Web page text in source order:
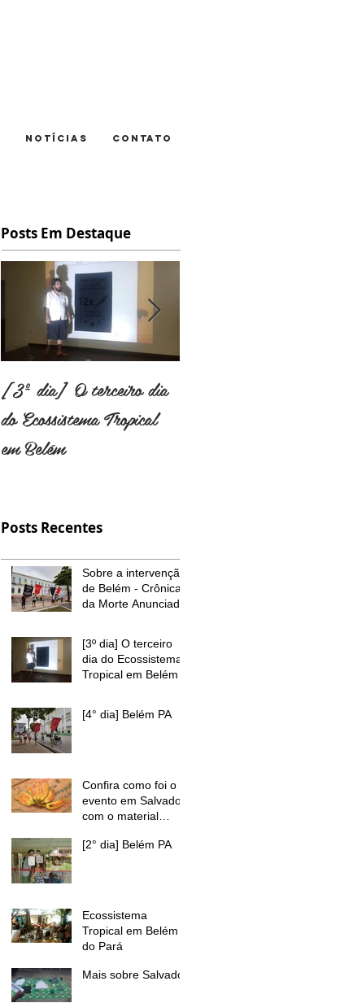
NOTÍCIAS CONTATO
Posts Em Destaque
[3º dia] O terceiro dia
do Ecossistema Tropical
em Belém
Posts Recentes
Sobre a intervenção
de Belém - Crônica
da Morte Anunciada
[3º dia] O terceiro
dia do Ecossistema
Tropical em Belém
[4° dia] Belém PA
Confira como foi o
evento em Salvador
com o material
[2° dia] Belém PA
Ecossistema
Tropical em Belém
do Pará
Mais sobre Salvador